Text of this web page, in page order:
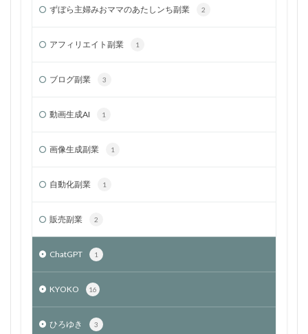
ずぼら主婦みおママのあたしンち副業 2
アフィリエイト副業 1
ブログ副業 3
動画生成AI 1
画像生成副業 1
自動化副業 1
販売副業 2
ChatGPT 1
KYOKO 16
ひろゆき 3